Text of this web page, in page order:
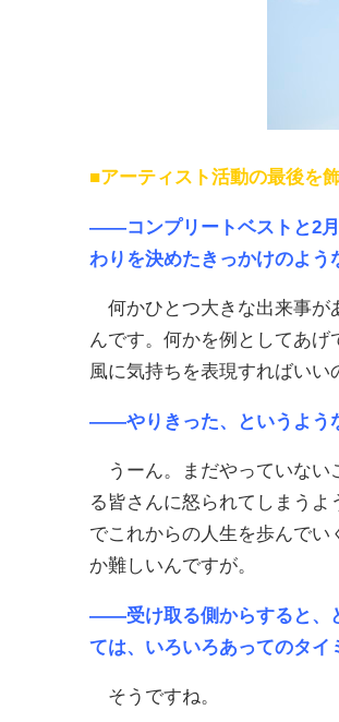
■アーティスト活動の最後を
――コンプリートベストと2月
わりを決めたきっかけのよう
何かひとつ大きな出来事が
んです。何かを例としてあ
風に気持ちを表現すればいい
――やりきった、というよう
うーん。まだやっていない
る皆さんに怒られてしまう
でこれからの人生を歩んで
か難しいんですが。
――受け取る側からすると、
ては、いろいろあってのタイ
そうですね。